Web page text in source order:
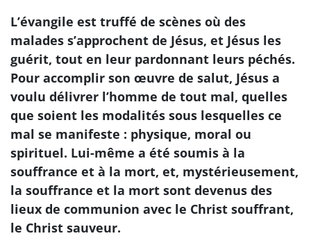
L’évangile est truffé de scènes où des
malades s’approchent de Jésus, et Jésus les
guérit, tout en leur pardonnant leurs péchés.
Pour accomplir son œuvre de salut, Jésus a
voulu délivrer l’homme de tout mal, quelles
que soient les modalités sous lesquelles ce
mal se manifeste : physique, moral ou
spirituel. Lui-même a été soumis à la
souffrance et à la mort, et, mystérieusement,
la souffrance et la mort sont devenus des
lieux de communion avec le Christ souffrant,
le Christ sauveur.